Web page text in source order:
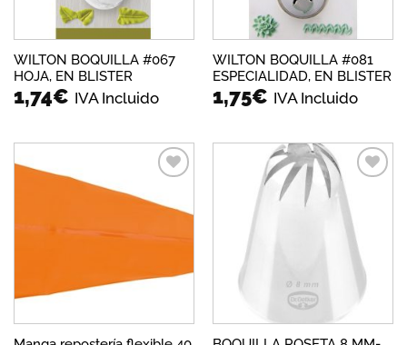
WILTON BOQUILLA #067
HOJA, EN BLISTER
1,74€ IVA Incluido
WILTON BOQUILLA #081
ESPECIALIDAD, EN BLISTER
1,75€ IVA Incluido
a la
lista de
deseos